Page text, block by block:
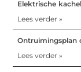
Elektrische
Lees verder »
Ontruimingsplan
Lees verder »